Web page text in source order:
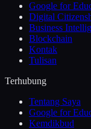
Google for
Digital
Business
Blockchain
Kontak
Tulisan
Terhubung
Tentang Saya
Google for
Kemdikbud